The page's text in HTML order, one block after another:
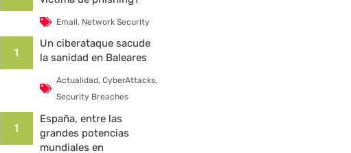
Email, Network Security
1
Un ciberataque sacude
la sanidad en Baleares
Actualidad, CyberAttacks,
Security Breaches
1
España, entre las
grandes potencias
mundiales en